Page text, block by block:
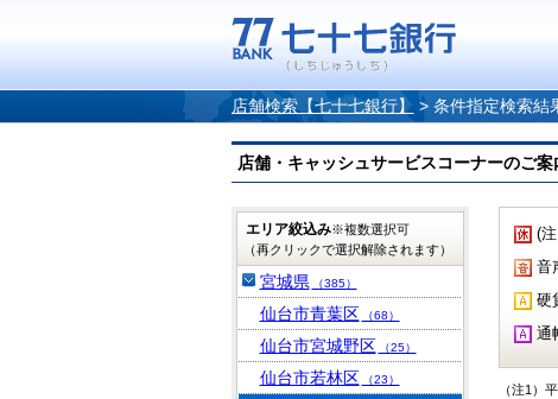
店舗検索【七十七銀行】 > 条件指定検索結
店舗・キャッシュサービスコーナーのご
(
音
硬
通
（注1）
エリア絞込み※複数選択可
（再クリックで選択解除されます）
宮城県 （385）
仙台市青葉区 （68）
仙台市宮城野区 （25）
仙台市若林区 （23）